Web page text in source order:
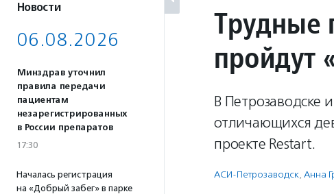
Новости
06.08.2026
Минздрав уточнил
правила передачи
пациентам
незарегистрированных
в России препаратов
17:30
Началась регистрация
на «Добрый забег» в парке
Трудные
пройдут
В Петрозаводске
отличающихся
проекте Restart.
АСИ-Петрозаводск, Анна